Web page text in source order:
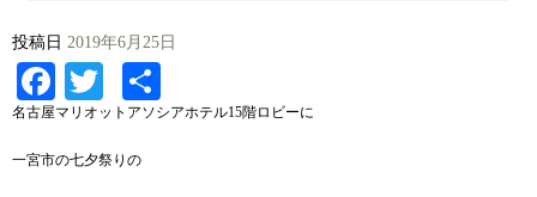
投稿日 2019年6月25日
Facebook
Twitter
有
名古屋マリオットアソシアホテル15階ロビーに
一宮市の七夕祭りの